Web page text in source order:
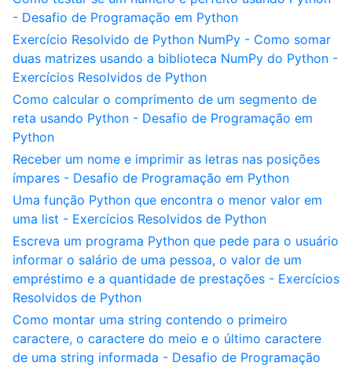
- Desafio de Programação em Python
Exercício Resolvido de Python NumPy - Como somar
duas matrizes usando a biblioteca NumPy do Python -
Exercícios Resolvidos de Python
Como calcular o comprimento de um segmento de
reta usando Python - Desafio de Programação em
Python
Receber um nome e imprimir as letras nas posições
ímpares - Desafio de Programação em Python
Uma função Python que encontra o menor valor em
uma list - Exercícios Resolvidos de Python
Escreva um programa Python que pede para o usuário
informar o salário de uma pessoa, o valor de um
empréstimo e a quantidade de prestações - Exercícios
Resolvidos de Python
Como montar uma string contendo o primeiro
caractere, o caractere do meio e o último caractere
de uma string informada - Desafio de Programação